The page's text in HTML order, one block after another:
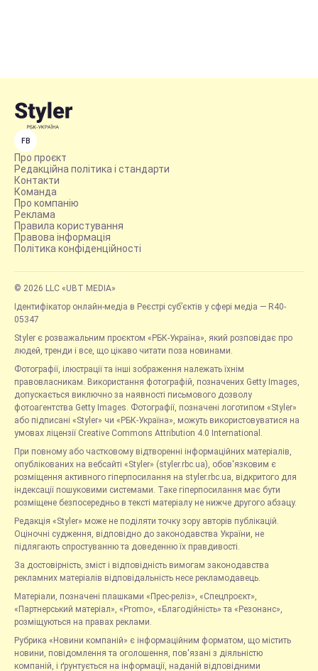
FB
Про проєкт
Редакційна політика і стандарти
Контакти
Команда
Про компанію
Реклама
Правила користування
Правова інформація
Політика конфіденційності
© 2026 LLC «UBT MEDIA»
Ідентифікатор онлайн-медіа в Реєстрі суб’єктів у сфері медіа — R40-
05347
Styler є розважальним проєктом «РБК-Україна», який розповідає про
людей, тренди і все, що цікаво читати поза новинами.
Фотографії, ілюстрації та інші зображення належать їхнім
правовласникам. Використання фотографій, позначених Getty Images,
допускається виключно за наявності письмового дозволу
фотоагентства Getty Images. Фотографії, позначені логотипом «Styler»
або підписані «Styler» чи «РБК-Україна», можуть використовуватися на
умовах ліцензії Creative Commons Attribution 4.0 International.
При повному або частковому відтворенні інформаційних матеріалів,
опублікованих на вебсайті «Styler» (styler.rbc.ua), обов'язковим є
розміщення активного гіперпосилання на styler.rbc.ua, відкритого для
індексації пошуковими системами. Таке гіперпосилання має бути
розміщене безпосередньо в тексті матеріалу не нижче другого абзацу.
Редакція «Styler» може не поділяти точку зору авторів публікацій.
Оціночні судження, відповідно до законодавства України, не
підлягають спростуванню та доведенню їх правдивості.
За достовірність, зміст і відповідність вимогам законодавства
рекламних матеріалів відповідальність несе рекламодавець.
Матеріали, позначені плашками «Прес-реліз», «Спецпроєкт»,
«Партнерський матеріал», «Promo», «Благодійність» та «Резонанс»,
розміщуються на правах реклами.
Рубрика «Новини компаній» є інформаційним форматом, що містить
новини, повідомлення та оголошення, пов'язані з діяльністю
компаній, і ґрунтується на інформації, наданій відповідними